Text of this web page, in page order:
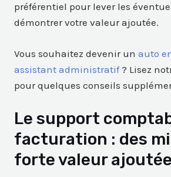
préférentiel pour lever les
démontrer votre valeur ajoutée.
Vous souhaitez devenir unauto
assistant administratif ? Lisez
pour quelques conseils
Le support
facturation : des
forte valeur ajoutée